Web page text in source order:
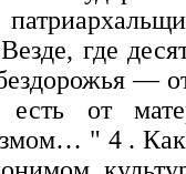
где
—
от
" 4 .